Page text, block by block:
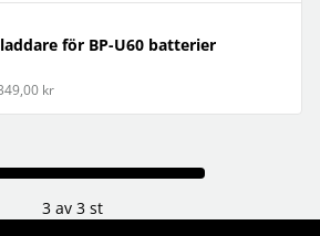
för BP-U60 batterier
kr
3 av 3 st